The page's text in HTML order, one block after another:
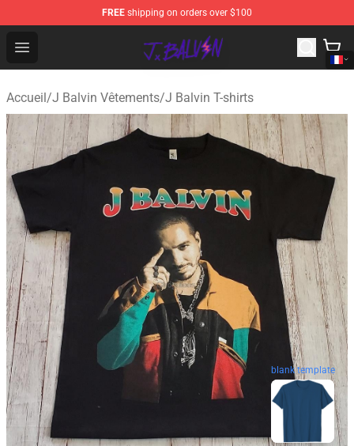
FREE shipping on orders over $100
Open menu
J Balvin Store - Official J Balvin Merchandise Shop
Accueil/J Balvin Vêtements/J Balvin T-shirts
blank template